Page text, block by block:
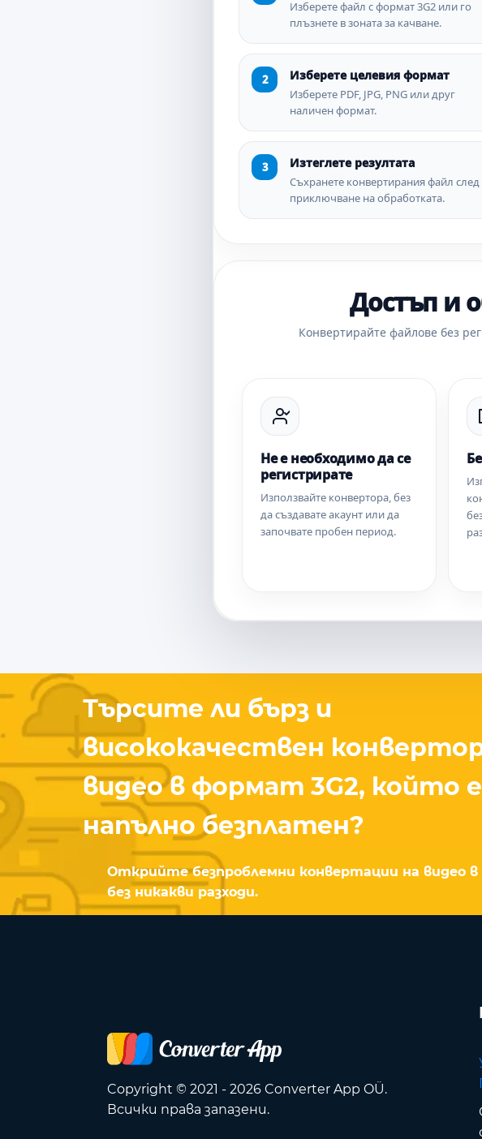
Изберете файл с формат 3G2 или го
плъзнете в зоната за качване.
Изберете целевия формат
Изберете PDF, JPG, PNG или друг
наличен формат.
Изтеглете резултата
Съхранете конвертирания файл след
приключване на обработката.
Достъп и
Конвертирайте файлове без
Не е необходимо да се
регистрирате
Използвайте конвертора, без
да създавате акаунт или да
започвате пробен период.
Търсите ли бърз и
висококачествен
видео в формат 3G2, който е
напълно безплатен?
Открийте безпроблемни конвертации на видео в
без никакви разходи.
Copyright © 2021 - 2026 Converter App OÜ.
Всички права запазени.